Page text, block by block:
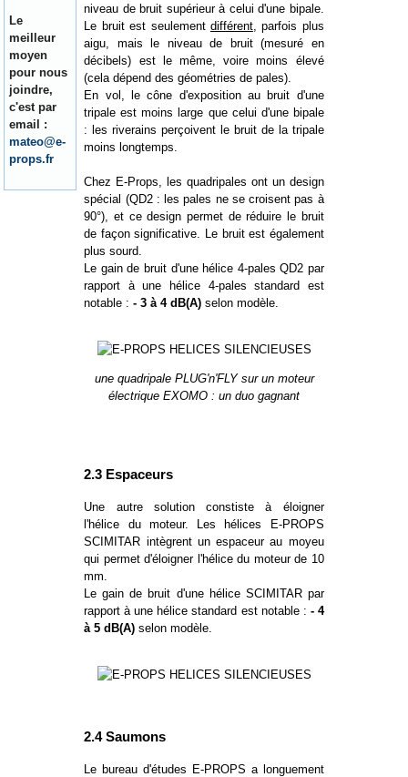
Le
meilleur
moyen
pour nous
joindre,
c'est par
email :
mateo@e-
props.fr
niveau de bruit supérieur à celui d'une bipale.
Le bruit est seulement différent, parfois plus
aigu, mais le niveau de bruit (mesuré en
décibels) est le même, voire moins élevé
(cela dépend des géométries de pales).
En vol, le cône d'exposition au bruit d'une
tripale est moins large que celui d'une bipale
: les riverains perçoivent le bruit de la tripale
moins longtemps.
Chez E-Props, les quadripales ont un design
spécial (QD2 : les pales ne se croisent pas à
90°), et ce design permet de réduire le bruit
de façon significative. Le bruit est également
plus sourd.
Le gain de bruit d'une hélice 4-pales QD2 par
rapport à une hélice 4-pales standard est
notable :- 3 à 4 dB(A) selon modèle.
une quadripale PLUG'n'FLY sur un moteur
électrique EXOMO : un duo gagnant
2.3 Espaceurs
Une autre solution constiste à éloigner
l'hélice du moteur. Les hélices E-PROPS
SCIMITAR intègrent un espaceur au moyeu
qui permet d'éloigner l'hélice du moteur de 10
mm.
Le gain de bruit d'une hélice SCIMITAR par
rapport à une hélice standard est notable : - 4
à 5 dB(A) selon modèle.
2.4 Saumons
Le bureau d'études E-PROPS a longuement